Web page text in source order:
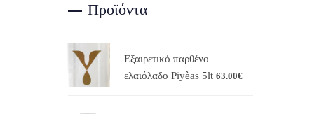
Προϊόντα
Εξαιρετικό παρθένο
ελαιόλαδο Piyèas 5lt 63.00€